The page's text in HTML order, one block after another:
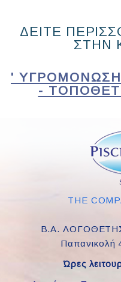
ΔΕΙΤΕ
ΣΤΗΝ
' ΥΓΡΟΜΌΝΩΣΗ
-
THE
Β.Α.
Παπανικολή
Ώρες